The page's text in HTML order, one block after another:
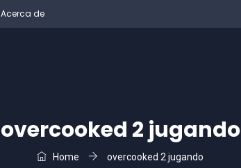
Acerca de
overcooked 2 jugando
Home overcooked 2 jugando